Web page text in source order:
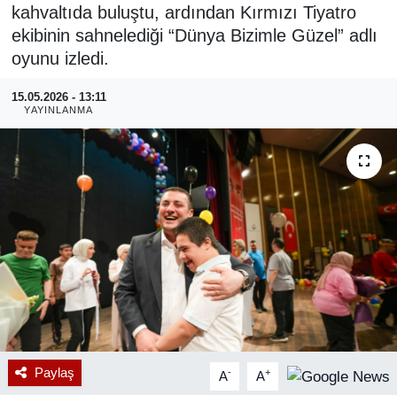
kahvaltıda buluştu, ardından Kırmızı Tiyatro
ekibinin sahnelediği “Dünya Bizimle Güzel” adlı
oyunu izledi.
15.05.2026 - 13:11
YAYINLANMA
Paylaş A- A+
ASAYİŞ
RESMİ REKLAM
Haber Arşivi